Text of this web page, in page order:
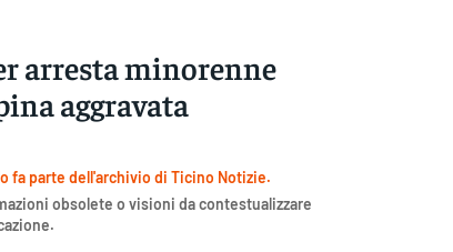
arresta minorenne
aggravata
fa parte dell'archivio di Ticino Notizie.
obsolete o visioni da contestualizzare